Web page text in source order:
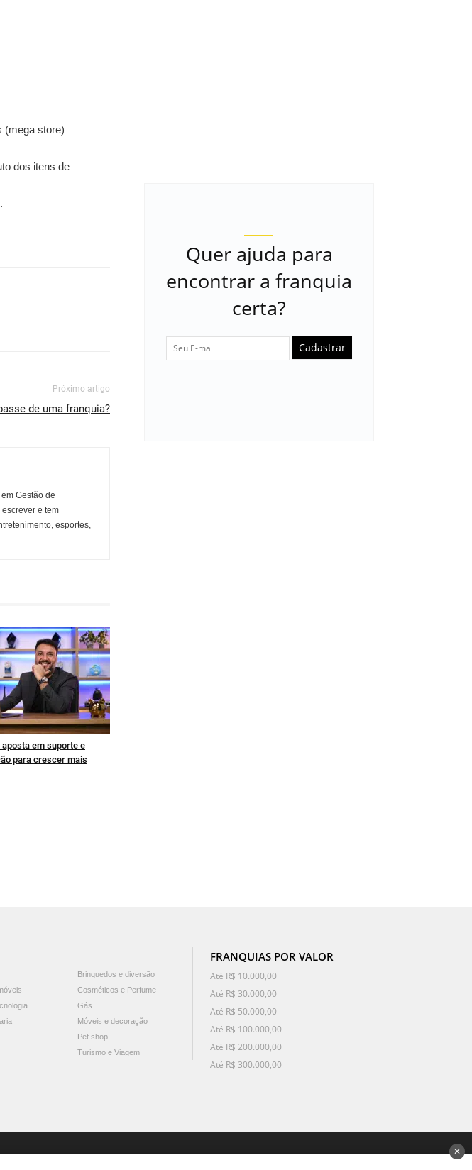
(mega store)
dos itens de
Próximo artigo
de uma franquia?
Gestão de
e tem
esportes,
em suporte e
para crescer mais
Quer ajuda para
encontrar a franquia
certa?
Cadastrar
Brinquedos e diversão
Cosméticos e Perfume
Gás
Móveis e decoração
Pet shop
Turismo e Viagem
FRANQUIAS POR VALOR
Até R$ 10.000,00
Até R$ 30.000,00
Até R$ 50.000,00
Até R$ 100.000,00
Até R$ 200.000,00
Até R$ 300.000,00
✕